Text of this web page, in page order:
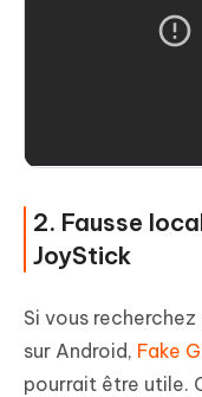
2. Fausse
JoyStick
Si vous
sur Android, Fake
pourrait être utile.